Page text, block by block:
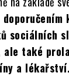
sociálních
také
a lékařství.